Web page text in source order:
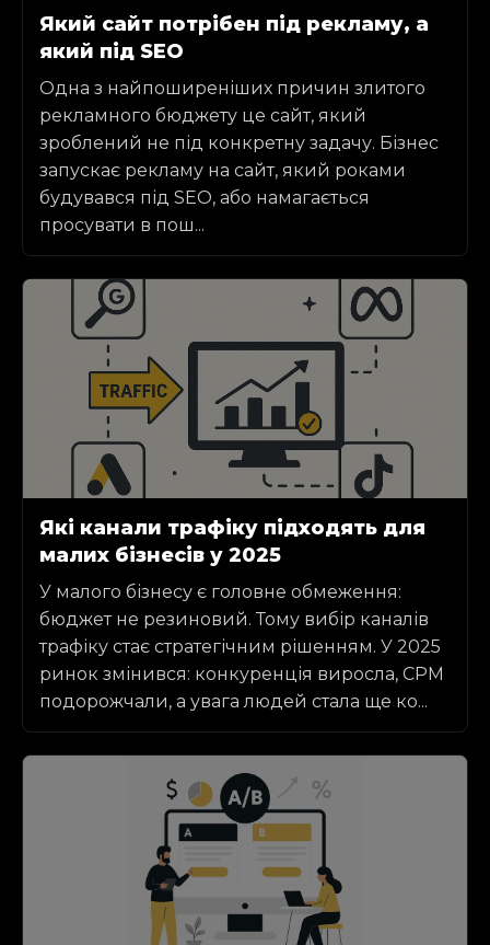
Який сайт потрібен під рекламу, а
який під SEO
Одна з найпоширеніших причин злитого
рекламного бюджету це сайт, який
зроблений не під конкретну задачу. Бізнес
запускає рекламу на сайт, який роками
будувався під SEO, або намагається
просувати в пош...
Які канали трафіку підходять для
малих бізнесів у 2025
У малого бізнесу є головне обмеження:
бюджет не резиновий. Тому вибір каналів
трафіку стає стратегічним рішенням. У 2025
ринок змінився: конкуренція виросла, CPM
подорожчали, а увага людей стала ще ко...